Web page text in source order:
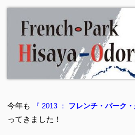
今年も 『 2013 ： フレンチ・パーク
ってきました！